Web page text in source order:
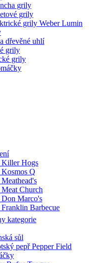
grily
grily
grily Weber Lumin
dřevěné uhlí
grily
grily
Hogs
Q
Church
Marco's
Barbecue
kategorie
sůl
pepř Pepper Field